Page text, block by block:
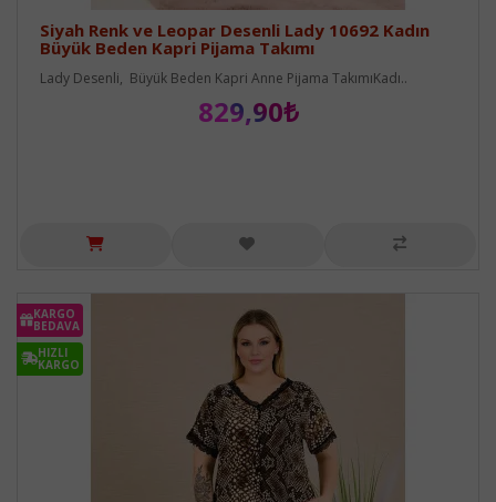
Siyah Renk ve Leopar Desenli Lady 10692 Kadın
Büyük Beden Kapri Pijama Takımı
Lady Desenli, Büyük Beden Kapri Anne Pijama TakımıKadı..
829,90₺
KARGO
BEDAVA
HIZLI
KARGO